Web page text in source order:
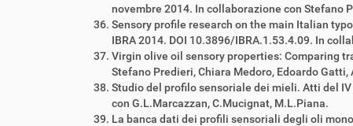
novembre 2014. In collaborazione con Stefano
Sensory profile research on the main Italian
IBRA 2014. DOI 10.3896/IBRA.1.53.4.09. In
Virgin olive oil sensory properties: Comparing
Stefano Predieri, Chiara Medoro, Edoardo Gatti,
Studio del profilo sensoriale dei mieli. Atti del
con G.L.Marcazzan, C.Mucignat, M.L.Piana.
La banca dati dei profili sensoriali degli oli